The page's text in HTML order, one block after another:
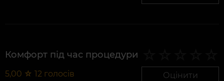
Комфорт під час процедури
5,00 ☆ 12 голосів Оцінити